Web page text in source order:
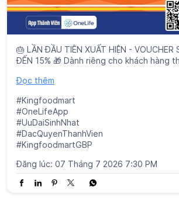
🎂 LẦN ĐẦU TIÊN XUẤT HIỆN - VOUCHER
ĐẾN 15% 🎁 Dành riêng cho khách hàng
Đọc thêm
#Kingfoodmart
#OneLifeApp
#UuDaiSinhNhat
#DacQuyenThanhVien
#KingfoodmartGBP
Đăng lúc: 07 Tháng 7 2026 7:30 PM